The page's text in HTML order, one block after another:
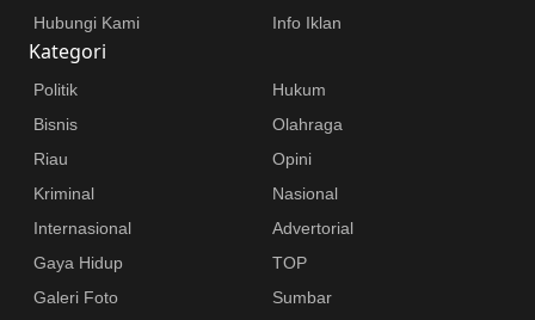
Hubungi Kami
Info Iklan
Kategori
Politik
Hukum
Bisnis
Olahraga
Riau
Opini
Kriminal
Nasional
Internasional
Advertorial
Gaya Hidup
TOP
Galeri Foto
Sumbar